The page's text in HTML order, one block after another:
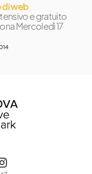
di web
e gratuito
Mercoledì 17